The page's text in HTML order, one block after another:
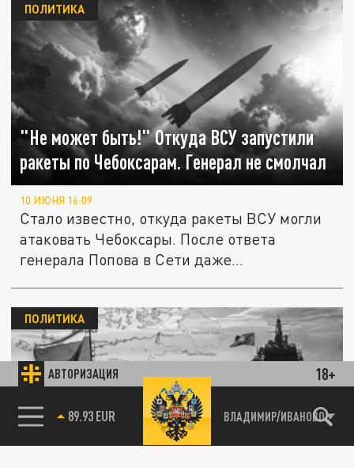
АВТОРИЗАЦИЯ 18+
85.64 BRENT ВЛАДИМИР/ИВАНОВО
"Не может быть!" Откуда ВСУ запустили
ракеты по Чебоксарам. Генерал не смолчал
ПОЛИТИКА
10 ИЮНЯ 16:09
Стало известно, откуда ракеты ВСУ могли
атаковать Чебоксары. После ответа
генерала Попова в Сети даже...
Генерал Попов призвал усилить Финский
залив боевыми катерами и там бить по
ПОЛИТИКА